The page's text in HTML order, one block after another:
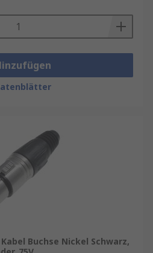
Kabel Buchse Nickel Schwarz,